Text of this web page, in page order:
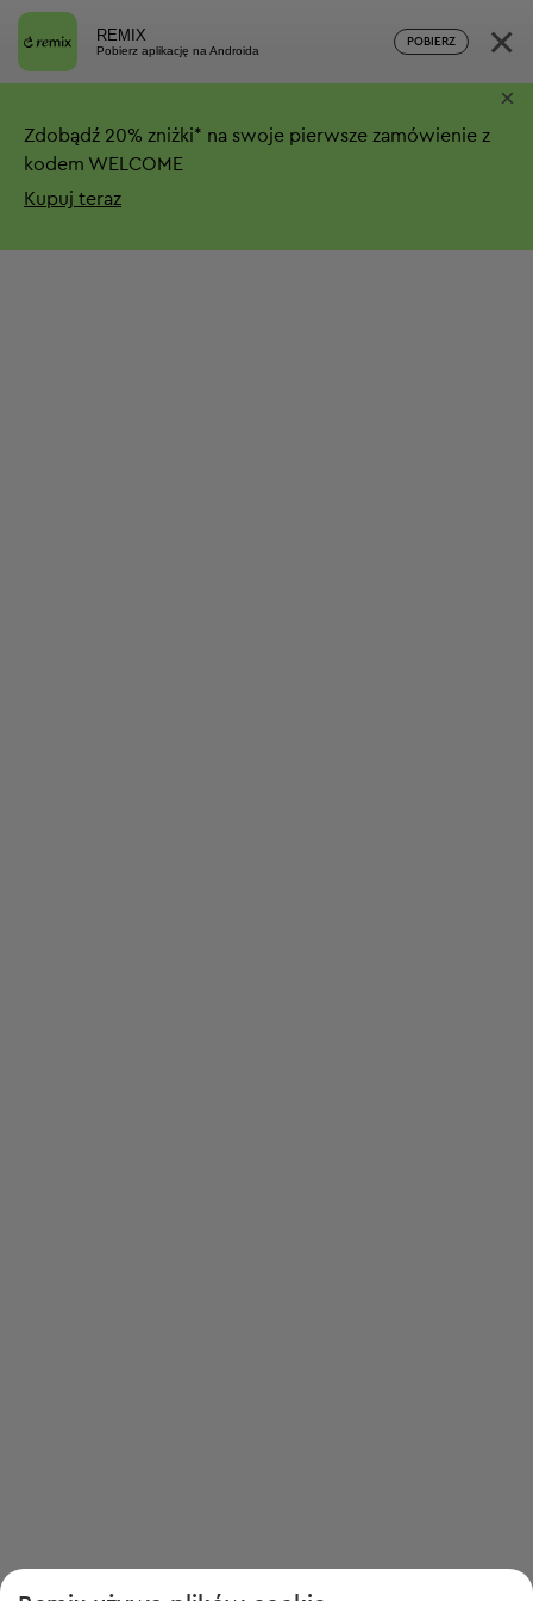
REMIX
Pobierz aplikację na Androida
POBIERZ ×
Zdobądź 20% zniżki* na swoje pierwsze zamówienie z
kodem WELCOME
Kupuj teraz
×